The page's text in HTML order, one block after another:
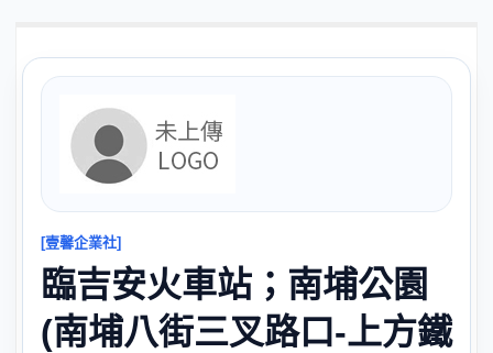
[壹馨企業社]
臨吉安火車站；南埔公園
(南埔八街三叉路口-上方鐵